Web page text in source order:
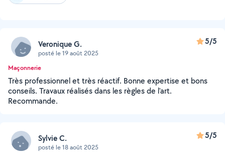
Veronique G.
posté le 19 août 2025
5/5
Maçonnerie
Très professionnel et très réactif. Bonne expertise et bons
conseils. Travaux réalisés dans les règles de l'art.
Recommande.
Sylvie C.
posté le 18 août 2025
5/5